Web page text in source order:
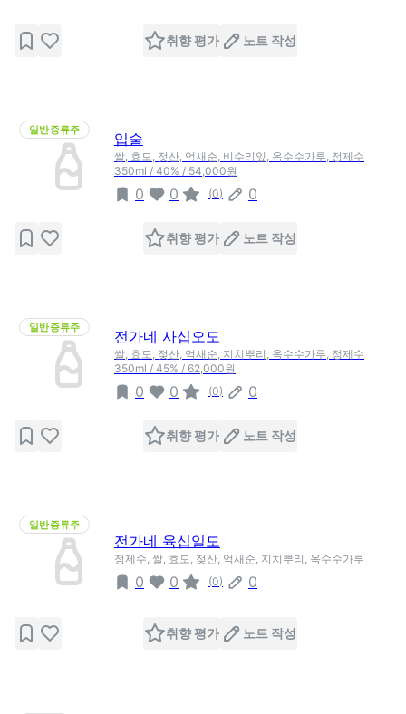
취향 평가 노트 작성
일반증류주
입술
쌀, 효모, 젖산, 억새순, 비수리잎, 옥수수가루, 정제수
350ml / 40% / 54,000원
0 0 (0) 0
취향 평가 노트 작성
일반증류주
전가네 사십오도
쌀, 효모, 젖산, 억새순, 지치뿌리, 옥수수가루, 정제수
350ml / 45% / 62,000원
0 0 (0) 0
취향 평가 노트 작성
일반증류주
전가네 육십일도
정제수, 쌀, 효모, 젖산, 억새순, 지치뿌리, 옥수수가루
0 0 (0) 0
취향 평가 노트 작성